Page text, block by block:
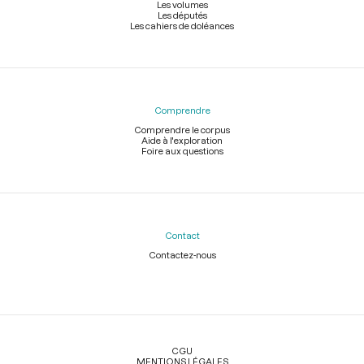
Les volumes
Les députés
Les cahiers de doléances
Comprendre
Comprendre le corpus
Aide à l'exploration
Foire aux questions
Contact
Contactez-nous
Légal
CGU
MENTIONS LÉGALES